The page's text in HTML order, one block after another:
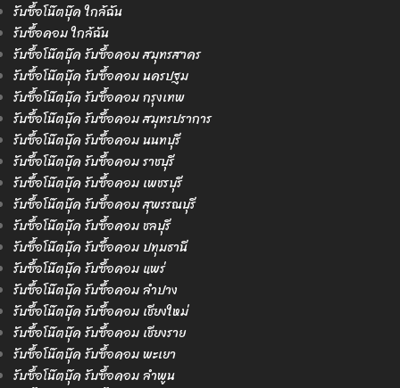
รับซื้อโน๊ตบุ๊ค ใกล้ฉัน
รับซื้อคอม ใกล้ฉัน
รับซื้อโน๊ตบุ๊ค รับซื้อคอม สมุทรสาคร
รับซื้อโน๊ตบุ๊ค รับซื้อคอม นครปฐม
รับซื้อโน๊ตบุ๊ค รับซื้อคอม กรุงเทพ
รับซื้อโน๊ตบุ๊ค รับซื้อคอม สมุทรปราการ
รับซื้อโน๊ตบุ๊ค รับซื้อคอม นนทบุรี
รับซื้อโน๊ตบุ๊ค รับซื้อคอม ราชบุรี
รับซื้อโน๊ตบุ๊ค รับซื้อคอม เพชรบุรี
รับซื้อโน๊ตบุ๊ค รับซื้อคอม สุพรรณบุรี
รับซื้อโน๊ตบุ๊ค รับซื้อคอม ชลบุรี
รับซื้อโน๊ตบุ๊ค รับซื้อคอม ปทุมธานี
รับซื้อโน๊ตบุ๊ค รับซื้อคอม แพร่
รับซื้อโน๊ตบุ๊ค รับซื้อคอม ลำปาง
รับซื้อโน๊ตบุ๊ค รับซื้อคอม เชียงใหม่
รับซื้อโน๊ตบุ๊ค รับซื้อคอม เชียงราย
รับซื้อโน๊ตบุ๊ค รับซื้อคอม พะเยา
รับซื้อโน๊ตบุ๊ค รับซื้อคอม ลำพูน